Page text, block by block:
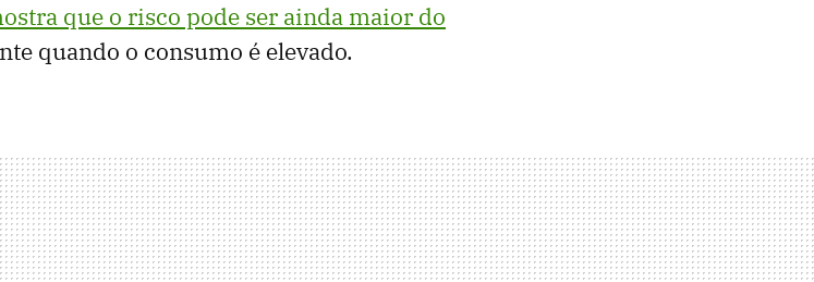
que o risco pode ser ainda maior do
quando o consumo é elevado.